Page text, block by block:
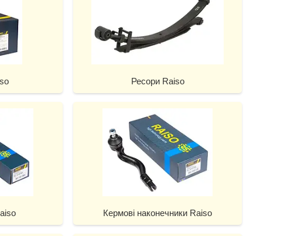
Ресори Raiso
Кермові наконечники Raiso